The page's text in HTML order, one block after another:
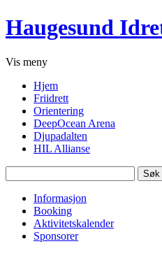
Haugesund
Vis meny
Hjem
Friidrett
Orientering
DeepOcean Arena
Djupadalten
HIL Allianse
etter:
Informasjon
Booking
Aktivitetskalender
Sponsorer